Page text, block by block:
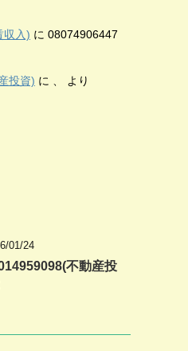
収入) に 08074906447
投資) に 、 より
01/24
不動産投